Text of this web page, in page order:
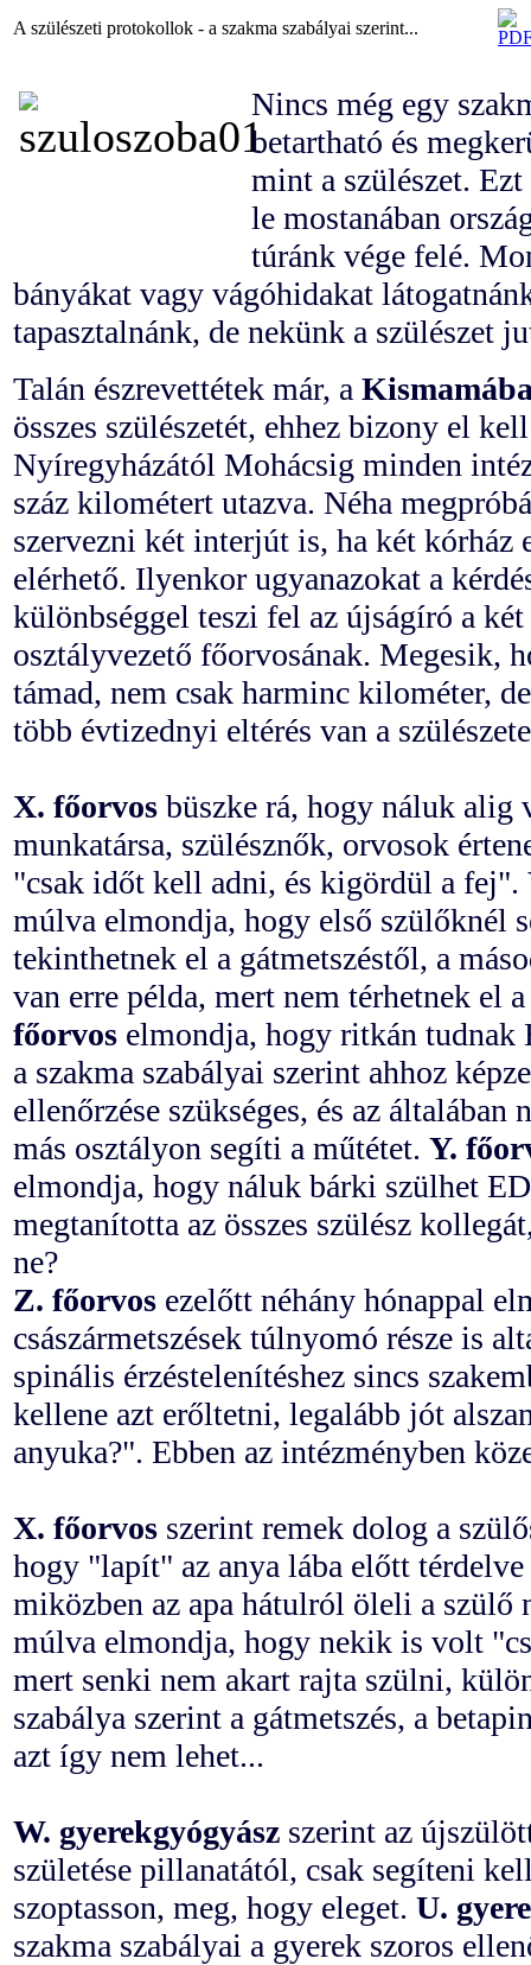
A szülészeti protokollok - a szakma szabályai szerint...
Nincs még egy
betartható és
mint a szülészet.
le mostanában
túránk vége felé.
bányákat vagy vágóhidakat
tapasztalnánk, de nekünk a szülészet
Talán észrevettétek már, a
összes szülészetét, ehhez bizony el
Nyíregyházától Mohácsig minden
száz kilométert utazva. Néha
szervezni két interjút is, ha két kórház
elérhető. Ilyenkor ugyanazokat a
különbséggel teszi fel az újságíró a
osztályvezető főorvosának. Megesik,
támad, nem csak harminc kilométer,
több évtizednyi eltérés van a
X. főorvos büszke rá, hogy náluk alig
munkatársa, szülésznők, orvosok
"csak időt kell adni, és kigördül a fej".
múlva elmondja, hogy első szülőknél
tekinthetnek el a gátmetszéstől, a
van erre példa, mert nem térhetnek el
főorvos elmondja, hogy ritkán
a szakma szabályai szerint ahhoz
ellenőrzése szükséges, és az
más osztályon segíti a műtétet. Y.
elmondja, hogy náluk bárki szülhet
megtanította az összes szülész
ne?
Z. főorvos ezelőtt néhány hónappal
császármetszések túlnyomó része is
spinális érzéstelenítéshez sincs
kellene azt erőltetni, legalább jót
anyuka?". Ebben az intézményben
X. főorvos szerint remek dolog a
hogy "lapít" az anya lába előtt térdelve
miközben az apa hátulról öleli a szülő
múlva elmondja, hogy nekik is volt
mert senki nem akart rajta szülni,
szabálya szerint a gátmetszés, a
azt így nem lehet...
W. gyerekgyógyász szerint az
születése pillanatától, csak segíteni
szoptasson, meg, hogy eleget. U.
szakma szabályai a gyerek szoros